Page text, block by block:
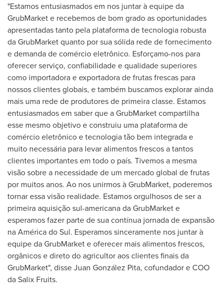
"Estamos entusiasmados em nos juntar à equipe da
GrubMarket e recebemos de bom grado as oportunidades
apresentadas tanto pela plataforma de tecnologia robusta
da GrubMarket quanto por sua sólida rede de fornecimento
e demanda de comércio eletrônico. Esforçamo-nos para
oferecer serviço, confiabilidade e qualidade superiores
como importadora e exportadora de frutas frescas para
nossos clientes globais, e também buscamos explorar ainda
mais uma rede de produtores de primeira classe. Estamos
entusiasmados em saber que a GrubMarket compartilha
esse mesmo objetivo e construiu uma plataforma de
comércio eletrônico e tecnologia tão bem integrada e
muito necessária para levar alimentos frescos a tantos
clientes importantes em todo o país. Tivemos a mesma
visão sobre a necessidade de um mercado global de frutas
por muitos anos. Ao nos unirmos à GrubMarket, poderemos
tornar essa visão realidade. Estamos orgulhosos de ser a
primeira aquisição sul-americana da GrubMarket e
esperamos fazer parte de sua contínua jornada de expansão
na América do Sul. Esperamos sinceramente nos juntar à
equipe da GrubMarket e oferecer mais alimentos frescos,
orgânicos e direto do agricultor aos clientes finais da
GrubMarket", disse Juan González Pita, cofundador e COO
da Salix Fruits.